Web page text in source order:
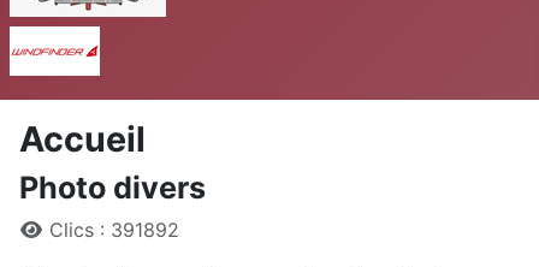
Accueil
Photo divers
DétailsClics : 391892